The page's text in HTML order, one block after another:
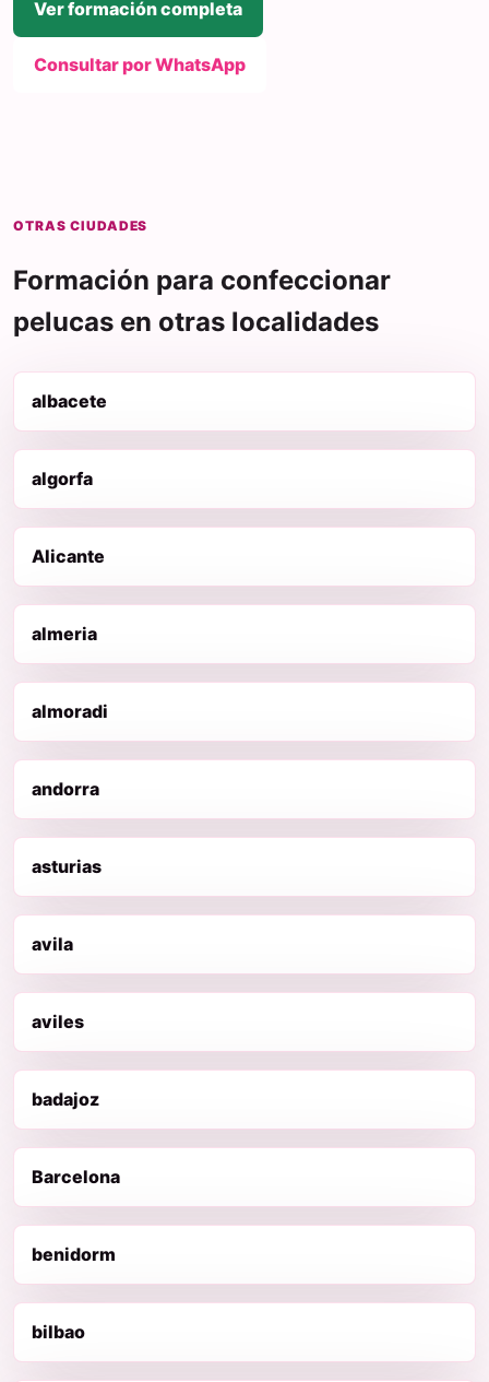
Ver formación completa
Consultar por WhatsApp
OTRAS CIUDADES
Formación para confeccionar
pelucas en otras localidades
albacete
algorfa
Alicante
almeria
almoradi
andorra
asturias
avila
aviles
badajoz
Barcelona
benidorm
bilbao